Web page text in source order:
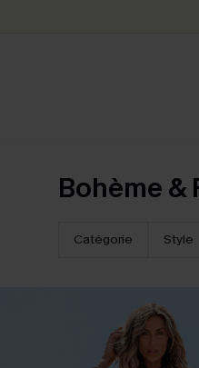
Bohème &
Catégorie Style